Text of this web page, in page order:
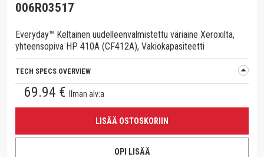
006R03517
Everyday™ Keltainen uudelleenvalmistettu väriaine Xeroxilta,
yhteensopiva HP 410A (CF412A), Vakiokapasiteetti
TECH SPECS OVERVIEW
69.94 € Ilman alv:a
LISÄÄ OSTOSKORIIN
OPI LISÄÄ